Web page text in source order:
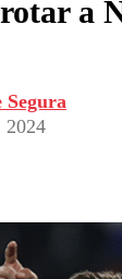
a
Segura
2024